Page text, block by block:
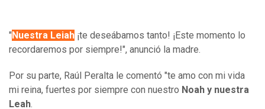
" Nuestra Leiah ¡te deseábamos tanto! ¡Este momento lo
recordaremos por siempre!", anunció la madre.
Por su parte, Raúl Peralta le comentó "te amo con mi vida
mi reina, fuertes por siempre con nuestro Noah y nuestra
Leah.